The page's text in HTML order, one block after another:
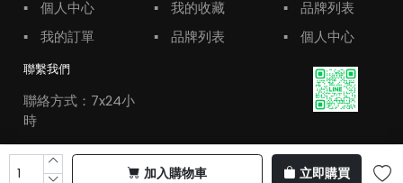
加入購物車 立即購買
▪
個人中心
▪
我的訂單
▪
我的收藏
▪
品牌列表
▪
品牌列表
▪
個人中心
聯繫我們
聯絡方式：7x24小
時